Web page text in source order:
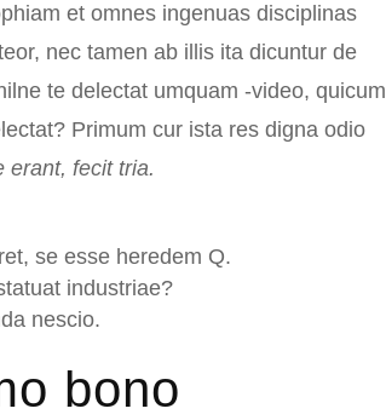
et omnes ingenuas disciplinas
nec tamen ab illis ita dicuntur de
te delectat umquam -video, quicum
Primum cur ista res digna odio
erant, fecit tria.
se esse heredem Q.
industriae?
nescio.
bono